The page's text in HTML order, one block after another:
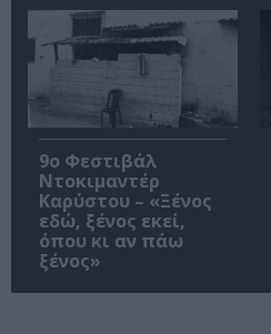
9ο Φεστιβάλ
Ντοκιμαντέρ
Καρύστου – «Ξένος
εδώ, ξένος εκεί,
όπου κι αν πάω
ξένος»